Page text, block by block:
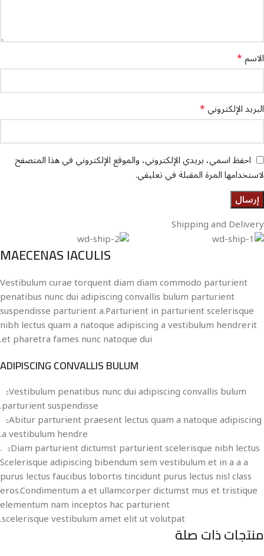
الاسم*
البريد الإلكتروني*
احفظ اسمي، بريدي الإلكتروني، والموقع الإلكتروني في هذا المتصفح
لاستخدامها المرة المقبلة في تعليقي.
Shipping and Delivery
MAECENAS IACULIS
Vestibulum curae torquent diam diam commodo parturient
penatibus nunc dui adipiscing convallis bulum parturient
suspendisse parturient a.Parturient in parturient scelerisque
nibh lectus quam a natoque adipiscing a vestibulum hendrerit
et pharetra fames nunc natoque dui.
ADIPISCING CONVALLIS BULUM
Vestibulum penatibus nunc dui adipiscing convallis bulum
parturient suspendisse.
Abitur parturient praesent lectus quam a natoque adipiscing
a vestibulum hendre.
Diam parturient dictumst parturient scelerisque nibh lectus.
Scelerisque adipiscing bibendum sem vestibulum et in a a a
purus lectus faucibus lobortis tincidunt purus lectus nisl class
eros.Condimentum a et ullamcorper dictumst mus et tristique
elementum nam inceptos hac parturient
scelerisque vestibulum amet elit ut volutpat.
منتجات ذات صلة